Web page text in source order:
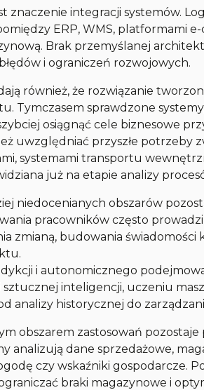
znaczenie integracji systemów.
ERP, WMS, platformami
Brak przemyślanej
i ograniczeń rozwojowych.
również, że rozwiązanie
Tymczasem sprawdzone
osiągnąć cele biznesowe
uwzględniać przyszłe potrzeby
systemami transportu
już na etapie analizy
niedocenianych obszarów
pracowników często
zmianą, budowania świadomości
i autonomicznego
inteligencji, uczeniu
analizy historycznej do
obszarem zastosowań
analizują dane sprzedażowe,
czy wskaźniki gospodarcze.
braki magazynowe i